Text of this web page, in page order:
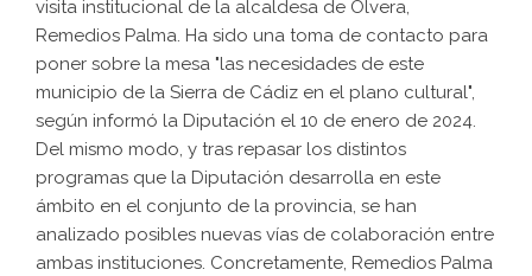
visita institucional de la alcaldesa de Olvera,
Remedios Palma. Ha sido una toma de contacto para
poner sobre la mesa "las necesidades de este
municipio de la Sierra de Cádiz en el plano cultural",
según informó la Diputación el 10 de enero de 2024.
Del mismo modo, y tras repasar los distintos
programas que la Diputación desarrolla en este
ámbito en el conjunto de la provincia, se han
analizado posibles nuevas vías de colaboración entre
ambas instituciones. Concretamente, Remedios Palma